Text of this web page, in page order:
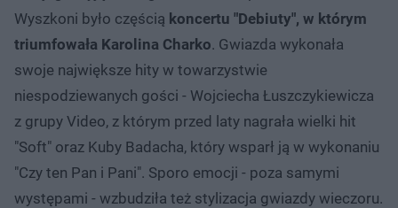
Wyszkoni było częścią koncertu "Debiuty", w którym
triumfowała Karolina Charko. Gwiazda wykonała
swoje największe hity w towarzystwie
niespodziewanych gości - Wojciecha Łuszczykiewicza
z grupy Video, z którym przed laty nagrała wielki hit
"Soft" oraz Kuby Badacha, który wsparł ją w wykonaniu
"Czy ten Pan i Pani". Sporo emocji - poza samymi
występami - wzbudziła też stylizacja gwiazdy wieczoru.